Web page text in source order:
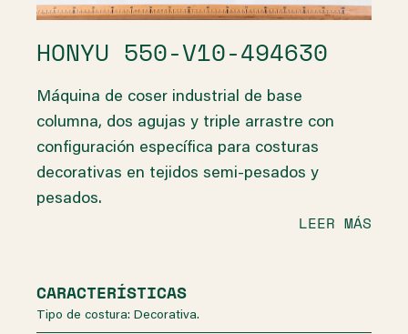
HONYU 550-V10-494630
Máquina de coser industrial de base
columna, dos agujas y triple arrastre con
configuración específica para costuras
decorativas en tejidos semi-pesados y
pesados.
LEER MÁS
CARACTERÍSTICAS
Tipo de costura: Decorativa.